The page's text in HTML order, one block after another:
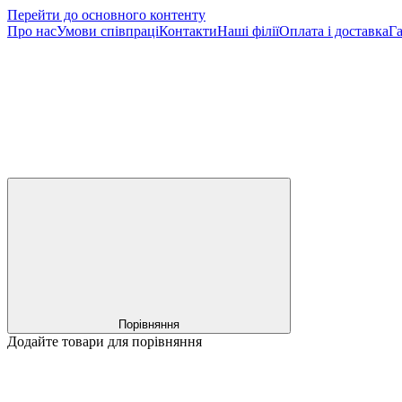
Перейти до основного контенту
Про насУмови співпраціКонтактиНаші філіїОплата і доставка
Порівняння
Додайте товари для порівняння